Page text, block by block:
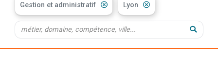
Gestion et administratif Lyon